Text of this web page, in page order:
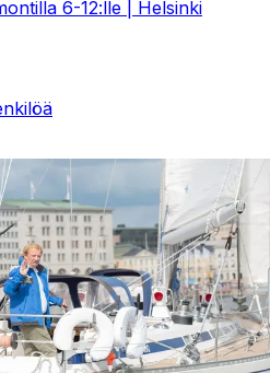
6-12:lle | Helsinki